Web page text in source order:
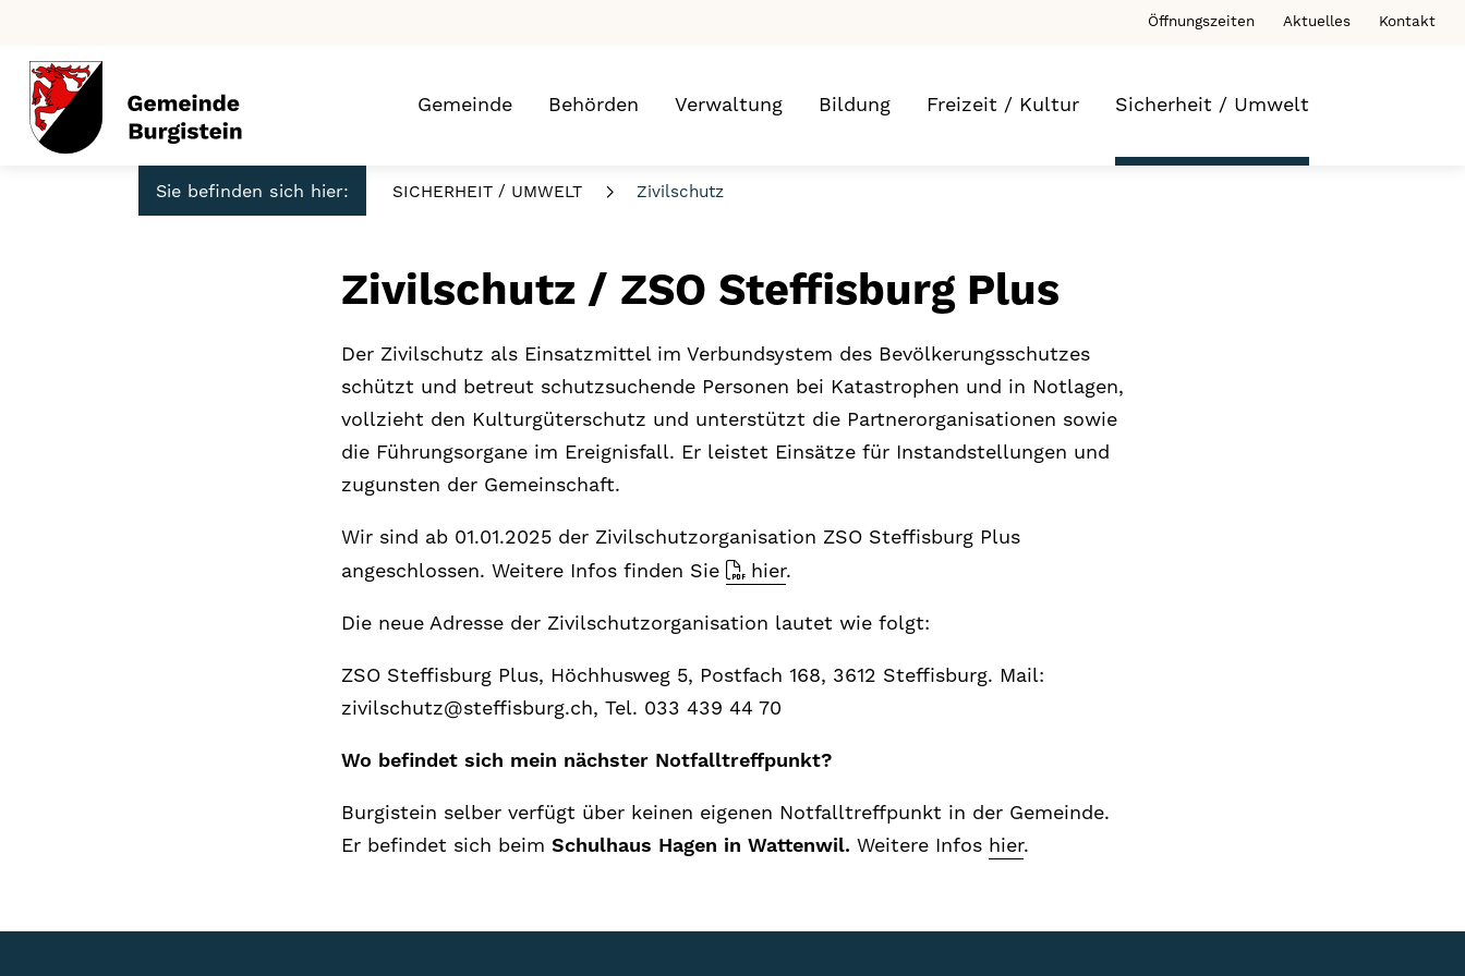
Öffnungszeiten Aktuelles Kontakt
Gemeinde Behörden Verwaltung Bildung Freizeit / Kultur Sicherheit / Umwelt
Sie befinden sich hier: SICHERHEIT / UMWELT Zivilschutz
Zivilschutz / ZSO Steffisburg Plus
Der Zivilschutz als Einsatzmittel im Verbundsystem des Bevölkerungsschutzes
schützt und betreut schutzsuchende Personen bei Katastrophen und in Notlagen,
vollzieht den Kulturgüterschutz und unterstützt die Partnerorganisationen sowie
die Führungsorgane im Ereignisfall. Er leistet Einsätze für Instandstellungen und
zugunsten der Gemeinschaft.
Wir sind ab 01.01.2025 der Zivilschutzorganisation ZSO Steffisburg Plus
angeschlossen. Weitere Infos finden Sie
hier.
Die neue Adresse der Zivilschutzorganisation lautet wie folgt:
ZSO Steffisburg Plus, Höchhusweg 5, Postfach 168, 3612 Steffisburg. Mail:
zivilschutz@steffisburg.ch, Tel. 033 439 44 70
Wo befindet sich mein nächster Notfalltreffpunkt?
Burgistein selber verfügt über keinen eigenen Notfalltreffpunkt in der Gemeinde.
Er befindet sich beim Schulhaus Hagen in Wattenwil. Weitere Infos hier.